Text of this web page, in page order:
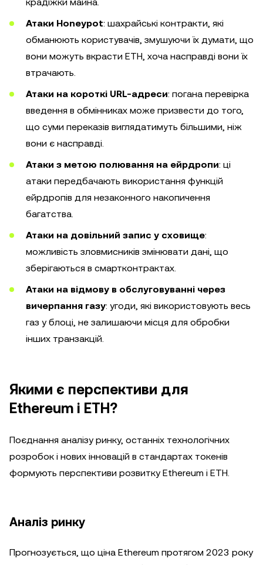
Атаки Honeypot: шахрайські контракти, які
обманюють користувачів, змушуючи їх думати, що
вони можуть вкрасти ETH, хоча насправді вони їх
втрачають.
Атаки на короткі URL-адреси: погана перевірка
введення в обмінниках може призвести до того,
що суми переказів виглядатимуть більшими, ніж
вони є насправді.
Атаки з метою полювання на ейрдропи: ці
атаки передбачають використання функцій
ейрдропів для незаконного накопичення
багатства.
Атаки на довільний запис у сховище:
можливість зловмисників змінювати дані, що
зберігаються в смартконтрактах.
Атаки на відмову в обслуговуванні через
вичерпання газу: угоди, які використовують весь
газ у блоці, не залишаючи місця для обробки
інших транзакцій.
Якими є перспективи для
Ethereum і ETH?
Поєднання аналізу ринку, останніх технологічних
розробок і нових інновацій в стандартах токенів
формують перспективи розвитку Ethereum і ETH.
Аналіз ринку
Прогнозується, що ціна Ethereum протягом 2023 року